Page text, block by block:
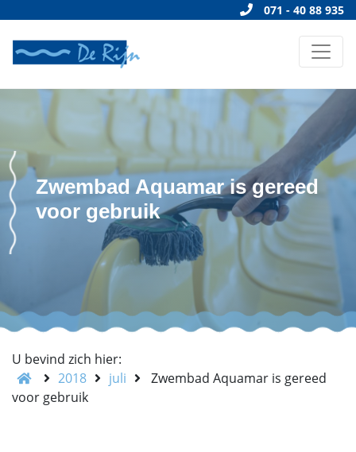
071 - 40 88 935
Zwembad Aquamar is gereed
voor gebruik
U bevind zich hier:
2018
juli
Zwembad Aquamar is gereed
voor gebruik